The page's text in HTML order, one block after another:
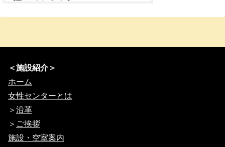
＜施設紹介＞
ホーム
女性センターとは
＞ 沿革
＞ ご挨拶
施設・空室案内